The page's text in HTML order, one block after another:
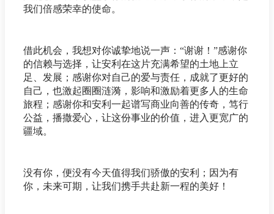
我们倍感荣幸的使命。
借此机会，我想对你诚挚地说一声：“谢谢！”感谢你
的信赖与选择，让安利在这片充满希望的土地上立
足、发展；感谢你对自己的爱与责任，成就了更好的
自己，也激起圈圈涟漪，影响和激励着更多人的生命
旅程；感谢你和安利一起谱写商业向善的传奇，笃行
公益，播撒爱心，让这份事业的价值，进入更宽广的
疆域。
没有你，便没有今天值得我们骄傲的安利；因为有
你，未来可期，让我们携手共赴新一程的美好！